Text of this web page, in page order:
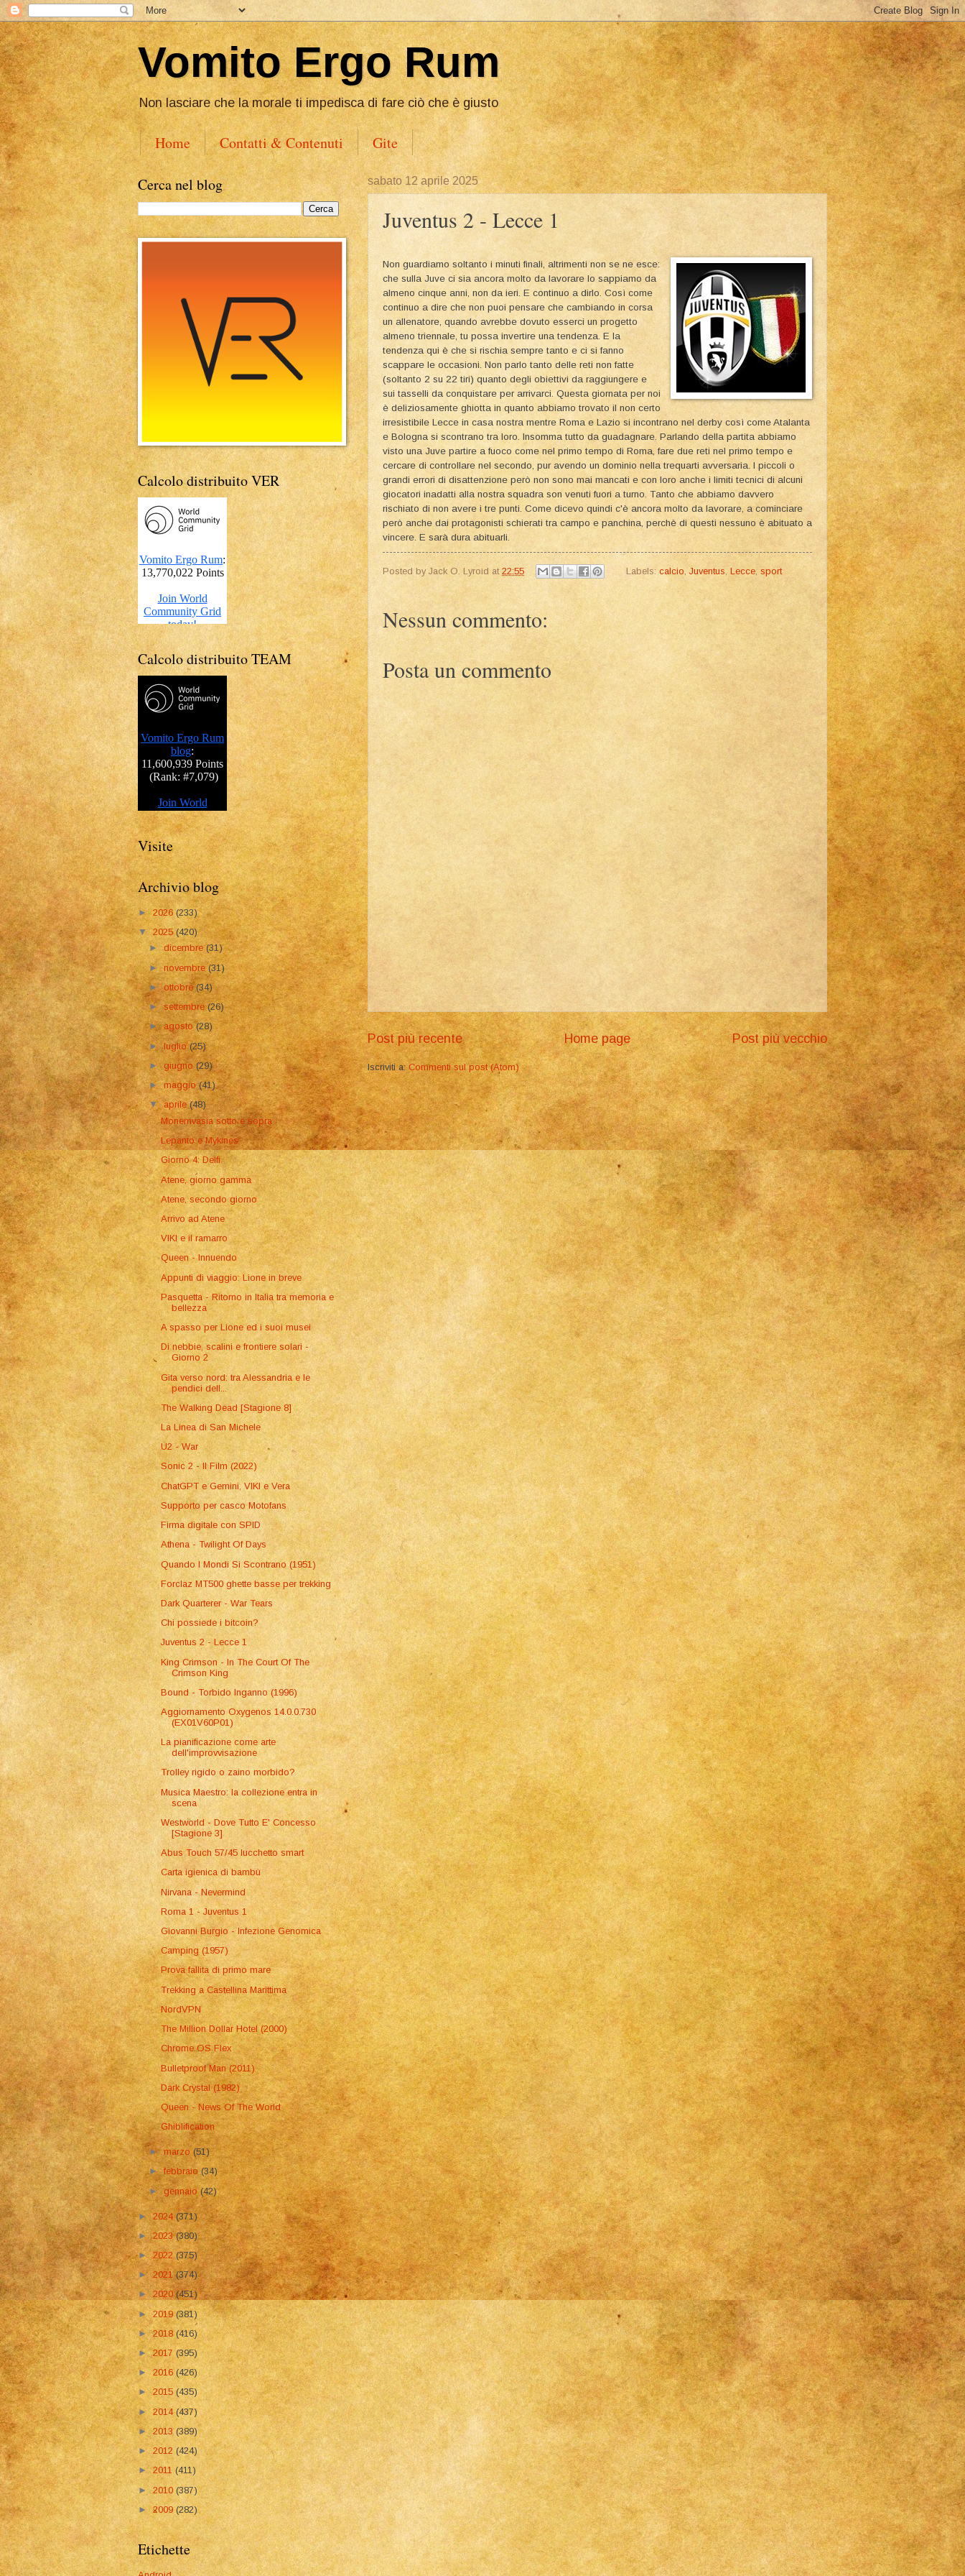
Vomito Ergo Rum
Non lasciare che la morale ti impedisca di fare ciò che è giusto
Home Contatti & Contenuti Gite
sabato 12 aprile 2025
Juventus 2 - Lecce 1
Non guardiamo soltanto i minuti finali, altrimenti non se ne esce:
che sulla Juve ci sia ancora molto da lavorare lo sappiamo da
almeno cinque anni, non da ieri. E continuo a dirlo. Così come
continuo a dire che non puoi pensare che cambiando in corsa
un allenatore, quando avrebbe dovuto esserci un progetto
almeno triennale, tu possa invertire una tendenza. E la
tendenza qui è che si rischia sempre tanto e ci si fanno
scappare le occasioni. Non parlo tanto delle reti non fatte
(soltanto 2 su 22 tiri) quanto degli obiettivi da raggiungere e
sui tasselli da conquistare per arrivarci. Questa giornata per noi
è deliziosamente ghiotta in quanto abbiamo trovato il non certo
irresistibile Lecce in casa nostra mentre Roma e Lazio si incontrano nel derby così come Atalanta
e Bologna si scontrano tra loro. Insomma tutto da guadagnare. Parlando della partita abbiamo
visto una Juve partire a fuoco come nel primo tempo di Roma, fare due reti nel primo tempo e
cercare di controllare nel secondo, pur avendo un dominio nella trequarti avversaria. I piccoli o
grandi errori di disattenzione però non sono mai mancati e con loro anche i limiti tecnici di alcuni
giocatori inadatti alla nostra squadra son venuti fuori a turno. Tanto che abbiamo davvero
rischiato di non avere i tre punti. Come dicevo quindi c'è ancora molto da lavorare, a cominciare
però anche dai protagonisti schierati tra campo e panchina, perchè di questi nessuno è abituato a
vincere. E sarà dura abituarli.
Posted by Jack O. Lyroid at 22:55 Labels: calcio , Juventus Lecce, sport
Nessun commento:
Posta un commento
Post più recente Post più vecchio
Home page
Iscriviti a:Commenti sul post (Atom)
Cerca nel blog
Calcolo distribuito VER
Calcolo distribuito TEAM
Visite
Archivio blog
► 2026(233)
▼2025(420)
►dicembre(31)
►novembre(31)
►ottobre(34)
►settembre(26)
►agosto(28)
►luglio(25)
►giugno(29)
►maggio(41)
▼aprile(48)
Monemvasia sotto e sopra
Lepanto e Mykines
Giorno 4: Delfi
Atene, giorno gamma
Atene, secondo giorno
Arrivo ad Atene
VIKI e il ramarro
Queen - Innuendo
Appunti di viaggio: Lione in breve
Pasquetta - Ritorno in Italia tra memoria e
bellezza
A spasso per Lione ed i suoi musei
Di nebbie, scalini e frontiere solari -
Giorno 2
Gita verso nord: tra Alessandria e le
pendici dell...
The Walking Dead [Stagione 8]
La Linea di San Michele
U2 - War
Sonic 2 - Il Film (2022)
ChatGPT e Gemini, VIKI e Vera
Supporto per casco Motofans
Firma digitale con SPID
Athena - Twilight Of Days
Quando I Mondi Si Scontrano (1951)
Forclaz MT500 ghette basse per trekking
Dark Quarterer - War Tears
Chi possiede i bitcoin?
Juventus 2 - Lecce 1
King Crimson - In The Court Of The
Crimson King
Bound - Torbido Inganno (1996)
Aggiornamento Oxygenos 14.0.0.730
(EX01V60P01)
La pianificazione come arte
dell'improvvisazione
Trolley rigido o zaino morbido?
Musica Maestro: la collezione entra in
scena
Westworld - Dove Tutto E' Concesso
[Stagione 3]
Abus Touch 57/45 lucchetto smart
Carta igienica di bambù
Nirvana - Nevermind
Roma 1 - Juventus 1
Giovanni Burgio - Infezione Genomica
Camping (1957)
Prova fallita di primo mare
Trekking a Castellina Marittima
NordVPN
The Million Dollar Hotel (2000)
Chrome OS Flex
Bulletproof Man (2011)
Dark Crystal (1982)
Queen - News Of The World
Ghiblification
►marzo(51)
►febbraio(34)
►gennaio(42)
►2024(371)
►2023(380)
►2022(375)
►2021(374)
►2020(451)
►2019(381)
►2018 (416)
►2017 (395)
►2016 (426)
►2015 (435)
►2014(437)
► 2013(389)
► 2012(424)
►2011(411)
►2010 (387)
►2009 (282)
Etichette